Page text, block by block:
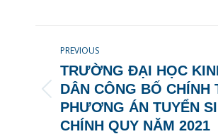
NAVIGATION
PREVIOUS
Previous
post:
TRƯỜNG ĐẠI HỌC
DÂN CÔNG BỐ CHÍNH
PHƯƠNG ÁN TUYỂN
CHÍNH QUY NĂM 2021